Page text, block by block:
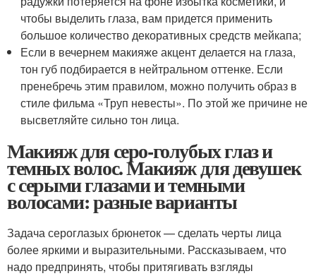
чтобы выделить глаза, вам придется применить
большое количество декоративных средств мейкапа;
Если в вечернем макияже акцент делается на глаза,
тон губ подбирается в нейтральном оттенке. Если
пренебречь этим правилом, можно получить образ в
стиле фильма «Труп невесты». По этой же причине не
высветляйте сильно тон лица.
Макияж для серо-голубых глаз и
темных волос. Макияж для девушек
с серыми глазами и темными
волосами: разные варианты
Задача сероглазых брюнеток — сделать черты лица
более яркими и выразительными. Рассказываем, что
надо предпринять, чтобы притягивать взгляды